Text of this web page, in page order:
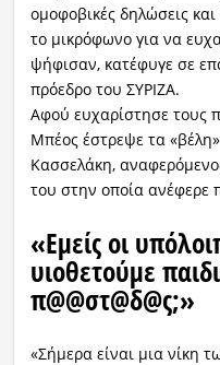
ομοφοβικές δηλώσεις
το μικρόφωνο για να
ψήφισαν, κατέφυγε σε
πρόεδρο του ΣΥΡΙΖΑ.
Αφού ευχαρίστησε τους
Μπέος έστρεψε τα
Κασσελάκη,
του στην οποία ανέφερε
«Εμείς οι
υιοθετούμε
π@@στ@δ@ς;»
«Σήμερα είναι μια νίκη